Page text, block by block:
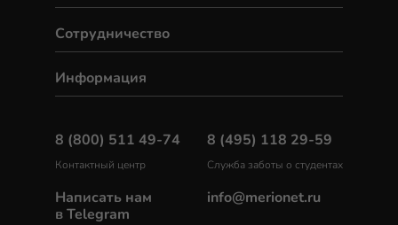
Сотрудничество
Информация
8 (800) 511 49-74
Контактный центр
Написать нам
в Telegram
8 (495) 118 29-59
Служба заботы о студентах
info@merionet.ru